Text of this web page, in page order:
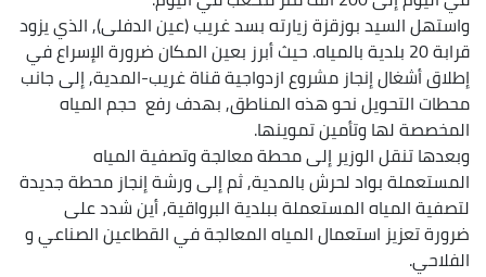
واستهل السيد بوزقزة زيارته بسد غريب (عين الدفلى), الذي يزود
قرابة 20 بلدية بالمياه. حيث أبرز بعين المكان ضرورة الإسراع في
إطلاق أشغال إنجاز مشروع ازدواجية قناة غريب-المدية, إلى جانب
محطات التحويل نحو هذه المناطق, بهدف رفع حجم المياه
المخصصة لها وتأمين تموينها.
وبعدها تنقل الوزير إلى محطة معالجة وتصفية المياه
المستعملة بواد لحرش بالمدية, ثم إلى ورشة إنجاز محطة جديدة
لتصفية المياه المستعملة ببلدية البرواقية, أين شدد على
ضرورة تعزيز استعمال المياه المعالجة في القطاعين الصناعي و
الفلاحي.